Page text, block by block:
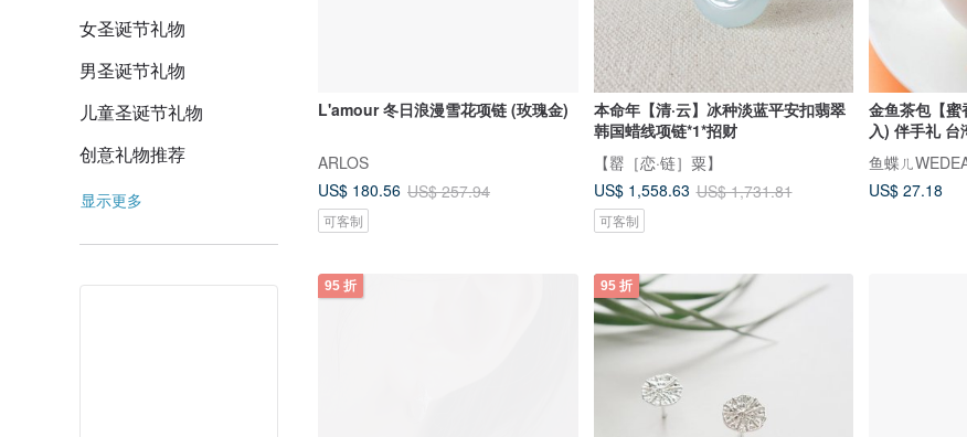
女圣诞节礼物
男圣诞节礼物
儿童圣诞节礼物
创意礼物推荐
显示更多
L'amour 冬日浪漫雪花项链 (玫瑰金)
ARLOS
US$ 180.56 US$ 257.94
可客制
本命年【清·云】冰种淡蓝平安扣翡翠
韩国蜡线项链*1*招财
【罂［恋·链］粟】
US$ 1,558.63 US$ 1,731.81
可客制
金鱼茶包【
入) 伴手礼
鱼蝶ㄦ
US$ 27.18
95 折 95 折